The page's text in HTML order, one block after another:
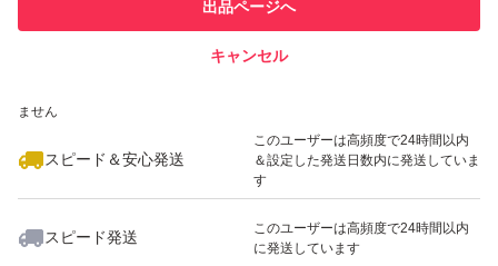
での取引実績があります
ません
スピード＆安心発送
このユーザーは高頻度で24時間以内
＆設定した発送日数内に発送していま
す
スピード発送
このユーザーは高頻度で24時間以内
に発送しています
出品ページへ
キャンセル
いいね！
2,200